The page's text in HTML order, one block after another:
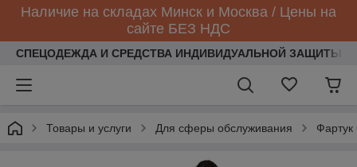
Наличие на складах Минск и Москва / Цены на
сайте БЕЗ НДС
СПЕЦОДЕЖДА И СРЕДСТВА ИНДИВИДУАЛЬНОЙ ЗАЩИТЫ
Товары и услуги Для сферы обслуживания